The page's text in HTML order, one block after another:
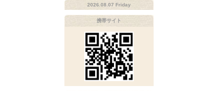
2026.08.07 Friday
携帯サイト